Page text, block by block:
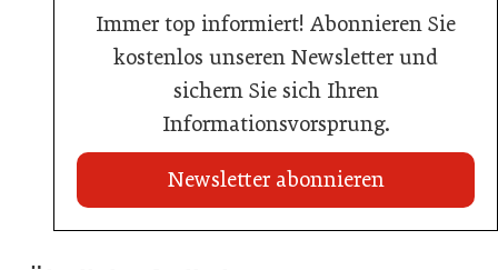
Immer top informiert! Abonnieren Sie
kostenlos unseren Newsletter und
sichern Sie sich Ihren
Informationsvorsprung.
Newsletter abonnieren